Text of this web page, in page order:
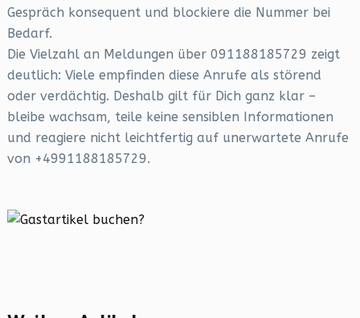
Gespräch konsequent und blockiere die Nummer bei
Bedarf.
Die Vielzahl an Meldungen über 091188185729 zeigt
deutlich: Viele empfinden diese Anrufe als störend
oder verdächtig. Deshalb gilt für Dich ganz klar –
bleibe wachsam, teile keine sensiblen Informationen
und reagiere nicht leichtfertig auf unerwartete Anrufe
von +4991188185729.